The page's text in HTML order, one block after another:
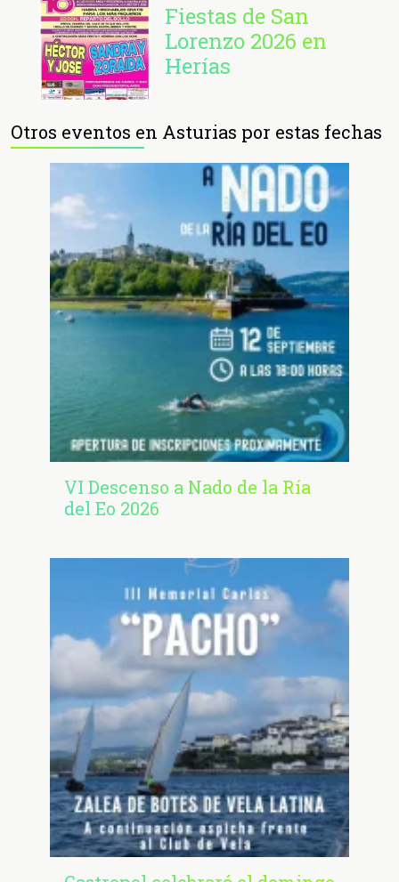
Fiestas de San
Lorenzo 2026 en
Herías
Otros eventos en Asturias por estas fechas
VI Descenso a Nado de la Ría
del Eo 2026